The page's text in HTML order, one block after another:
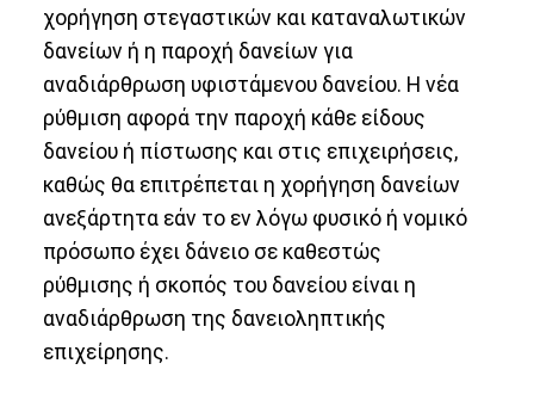
χορήγηση στεγαστικών και καταναλωτικών
δανείων ή η παροχή δανείων για
αναδιάρθρωση υφιστάμενου δανείου. Η νέα
ρύθμιση αφορά την παροχή κάθε είδους
δανείου ή πίστωσης και στις επιχειρήσεις,
καθώς θα επιτρέπεται η χορήγηση δανείων
ανεξάρτητα εάν το εν λόγω φυσικό ή νομικό
πρόσωπο έχει δάνειο σε καθεστώς
ρύθμισης ή σκοπός του δανείου είναι η
αναδιάρθρωση της δανειοληπτικής
επιχείρησης.